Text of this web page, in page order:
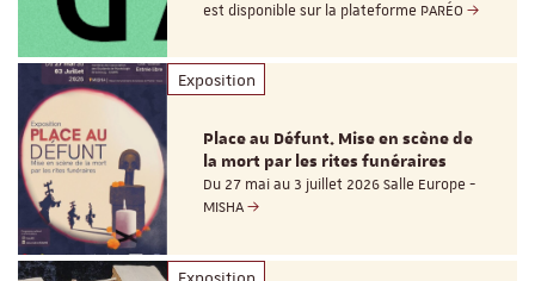
est disponible sur la plateforme PARÉO
Exposition
Place au Défunt. Mise en scène de
la mort par les rites funéraires
Du 27 mai au 3 juillet 2026 Salle Europe -
MISHA